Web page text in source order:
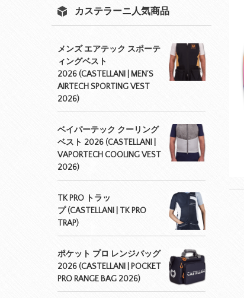
カステラーニ人気商品
メンズ エアテック スポーテ
ィングベスト
2026 (CASTELLANI | MEN’S
AIRTECH SPORTING VEST
2026)
ベイパーテック クーリング
ベスト 2026 (CASTELLANI |
VAPORTECH COOLING VEST
2026)
TK PRO トラッ
プ (CASTELLANI | TK PRO
TRAP)
ポケット プロ レンジバッグ
2026 (CASTELLANI | POCKET
PRO RANGE BAG 2026)